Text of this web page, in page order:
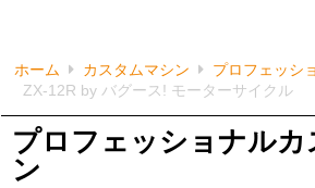
ホーム カスタムマシン
プロフェッシ
ZX-12R by バグース! モーターサイクル
プロフェッショナルカ
ン